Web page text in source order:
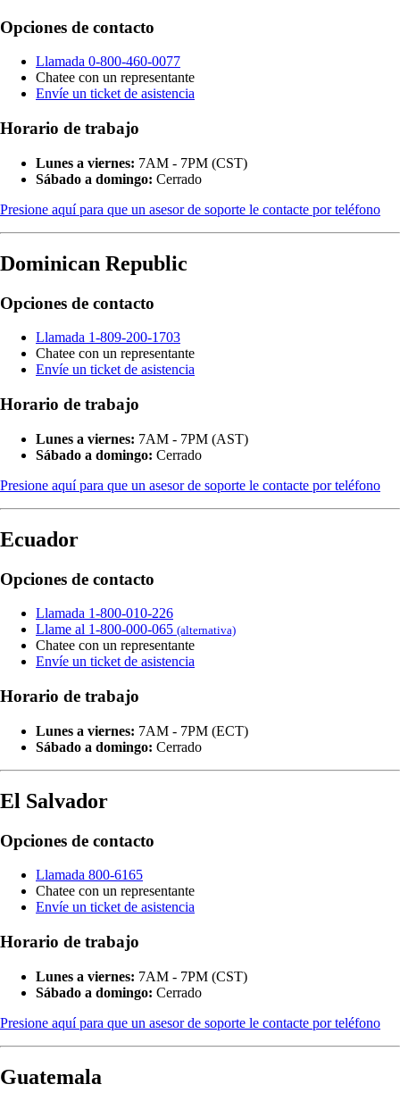
Opciones de contacto
Llamada 0-800-460-0077
Chatee con un representante
Envíe un ticket de asistencia
Horario de trabajo
Lunes a viernes: 7AM - 7PM (CST)
Sábado a domingo: Cerrado
Presione aquí para que un asesor de soporte le contacte por teléfono
Dominican Republic
Opciones de contacto
Llamada 1-809-200-1703
Chatee con un representante
Envíe un ticket de asistencia
Horario de trabajo
Lunes a viernes: 7AM - 7PM (AST)
Sábado a domingo: Cerrado
Presione aquí para que un asesor de soporte le contacte por teléfono
Ecuador
Opciones de contacto
Llamada 1-800-010-226
Llame al 1-800-000-065 (alternativa)
Chatee con un representante
Envíe un ticket de asistencia
Horario de trabajo
Lunes a viernes: 7AM - 7PM (ECT)
Sábado a domingo: Cerrado
El Salvador
Opciones de contacto
Llamada 800-6165
Chatee con un representante
Envíe un ticket de asistencia
Horario de trabajo
Lunes a viernes: 7AM - 7PM (CST)
Sábado a domingo: Cerrado
Presione aquí para que un asesor de soporte le contacte por teléfono
Guatemala